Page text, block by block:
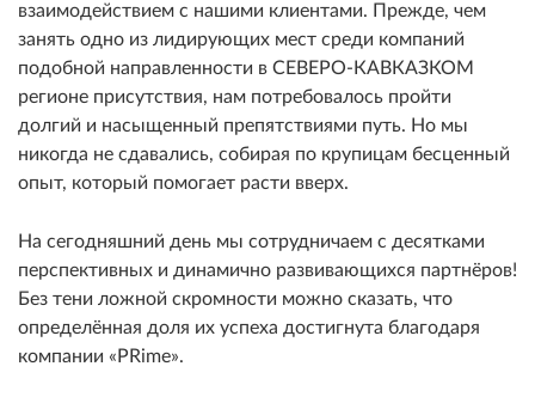
взаимодействием с нашими клиентами. Прежде, чем
занять одно из лидирующих мест среди компаний
подобной направленности в СЕВЕРО-КАВКАЗКОМ
регионе присутствия, нам потребовалось пройти
долгий и насыщенный препятствиями путь. Но мы
никогда не сдавались, собирая по крупицам бесценный
опыт, который помогает расти вверх.
На сегодняшний день мы сотрудничаем с десятками
перспективных и динамично развивающихся партнёров!
Без тени ложной скромности можно сказать, что
определённая доля их успеха достигнута благодаря
компании «PRime».